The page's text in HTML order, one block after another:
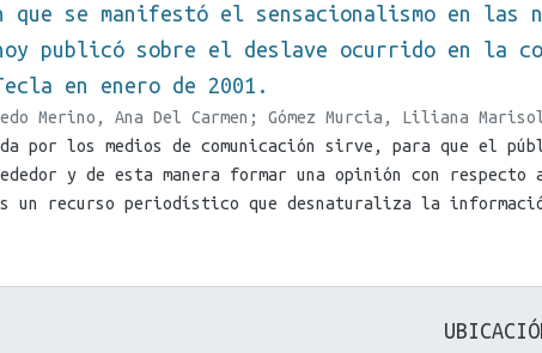
que se manifestó el sensacionalismo en las
publicó sobre el deslave ocurrido en la
en enero de 2001.
Merino, Ana Del Carmen ; Gómez Murcia, Liliana
Gladys Magdalena; Deras, Carlos Ernesto
por los medios de comunicación sirve, para que el
y de esta manera formar una opinión con respecto
un recurso periodístico que desnaturaliza la
fue el grado de sensacionalismo que El Diario de
OCURRIDO EN LA COLONIA LA COLINA II AL SUR DE SANTA